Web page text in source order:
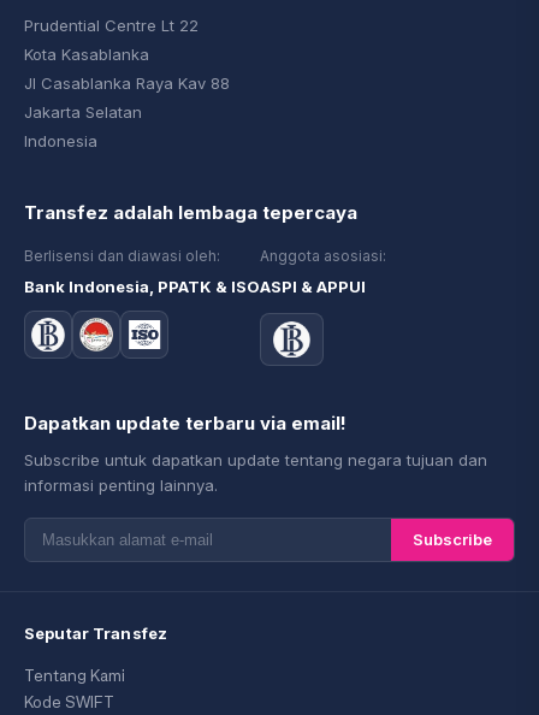
Prudential Centre Lt 22
Kota Kasablanka
Jl Casablanka Raya Kav 88
Jakarta Selatan
Indonesia
Transfez adalah lembaga tepercaya
Berlisensi dan diawasi oleh:
Bank Indonesia, PPATK & ISO
Anggota asosiasi:
ASPI & APPUI
Dapatkan update terbaru via email!
Subscribe untuk dapatkan update tentang negara tujuan dan
informasi penting lainnya.
Subscribe
Seputar Transfez
Tentang Kami
Kode SWIFT